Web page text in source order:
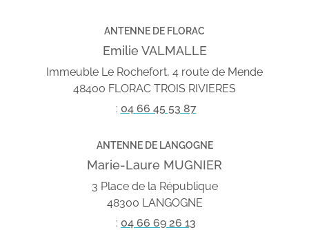
ANTENNE DE FLORAC
Emilie VALMALLE
Immeuble Le Rochefort, 4 route de Mende
48400 FLORAC TROIS RIVIERES
: 04 66 45 53 87
ANTENNE DE LANGOGNE
Marie-Laure MUGNIER
3 Place de la République
48300 LANGOGNE
: 04 66 69 26 13